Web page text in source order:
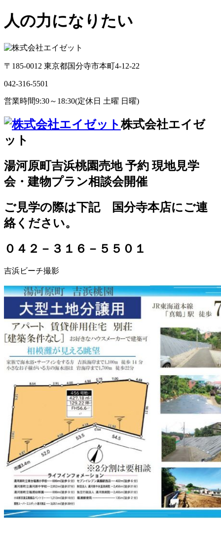
人の力になりたい
〒185-0012 東京都国分寺市本町4-12-22
042-316-5501
営業時間9:30～18:30(定休日 土曜 日曜)
株式会社エイゼ
ット
湯河原町吉浜桃園売地 予約 現地見学
会・建物プラン相談会開催
ご見学の際は下記 国分寺本店にご連
絡ください。
０４２－３１６－５５０１
吉浜ビーチ撮影